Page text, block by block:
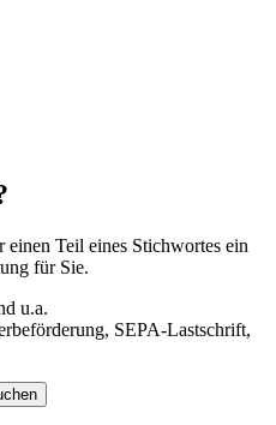
Teil eines Stichwortes ein
für Sie.
u.a.
SEPA-Lastschrift,